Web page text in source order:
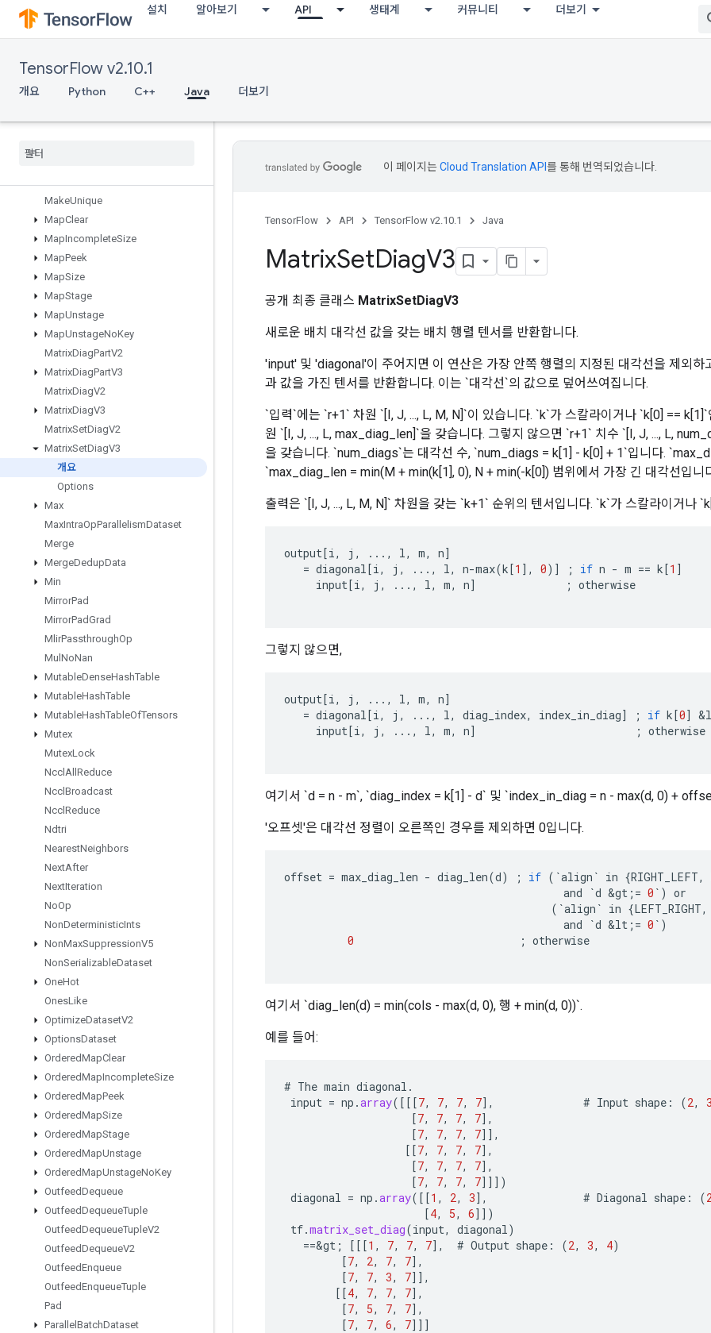
설치 알아보기 API 생태계 커뮤니티 더보기
TensorFlow v2.10.1
개요 Python C++ Java 더보기
LoadTPUEmbeddingStochasticGradientDescentParameters
LookupTableExport
LookupTableImport
LookupTableInsert
LookupTableSize
MakeUnique
MapClear
MapIncompleteSize
MapPeek
MapSize
MapStage
MapUnstage
MapUnstageNoKey
MatrixDiagPartV2
MatrixDiagPartV3
MatrixDiagV2
MatrixDiagV3
MatrixSetDiagV2
MatrixSetDiagV3
개요
Options
Max
MaxIntraOpParallelismDataset
Merge
MergeDedupData
Min
MirrorPad
MirrorPadGrad
MlirPassthroughOp
Mul NoNan
MutableDenseHashTable
MutableHashTable
MutableHashTableOfTensors
Mutex
MutexLock
Nccl All Reduce
Nccl Broadcast
Nccl Reduce
Ndtri
NearestNeighbors
NextAfter
NextIteration
NoOp
NonDeterministicInts
NonMaxSuppressionV5
NonSerializableDataset
OneHot
OnesLike
OptimizeDatasetV2
OptionsDataset
OrderedMapClear
OrderedMapIncompleteSize
OrderedMapPeek
OrderedMapSize
OrderedMapStage
OrderedMapUnstage
OrderedMapUnstageNoKey
OutfeedDequeue
OutfeedDequeueTuple
OutfeedDequeueTupleV2
OutfeedDequeueV2
OutfeedEnqueue
OutfeedEnqueueTuple
Pad
Parallel BatchDataset
이 페이지는Cloud Translation API 를 통해 번역되었습니다.
TensorFlow API TensorFlow v2.10.1 Java
MatrixSetDiagV3
공개 최종 클래스 MatrixSetDiagV3
새로운 배치 대각선 값을 갖는 배치 행렬 텐서를 반환합니다.
'input' 및 'diagonal'이 주어지면 이 연산은 가장 안쪽 행렬의 지정된 대각선을 제외하
과 값을 가진 텐서를 반환합니다. 이는 `대각선`의 값으로 덮어쓰여집니다.
`입력`에는 `r+1` 차원 `[I, J, ..., L, M, N]`이 있습니다. `k`가 스칼라이거나 `k[0] ==
원 `[I, J, ..., L, max_diag_len]`을 갖습니다. 그렇지 않으면 `r+1` 치수 `[I, J, ..., L,
을 갖습니다. `num_diags`는 대각선 수, `num_diags = k[1] - k[0] + 1`입니다.
`max_diag_len = min(M + min(k[1], 0), N + min(-k[0]) 범위에서 가장 긴 대각선입니
출력은 `[I, J, ..., L, M, N]` 차원을 갖는 `k+1` 순위의 텐서입니다. `k`가 스칼라이거나
output[i, j , ..., l, m, n]
= diagonal[i, j , ..., l, n-max(k[1 ] , 0) ] ; if n - m == k[1 ]
input[i, j , ..., l, m, n] ; otherwise
그렇지 않으면,
output[i, j , ..., l, m, n]
= diagonal[i, j , ..., l, diag_index, index_in_diag] ; if k[0] &
input[i, j , ..., l, m, n] ; otherwise
여기서 `d = n - m`, `diag_index = k[1] - d` 및 `index_in_diag = n - max(d, 0) +
'오프셋'은 대각선 정렬이 오른쪽인 경우를 제외하면 0입니다.
offset = max_diag_len - diag_len(d) ; if ( `align ` in {RIGHT_LEFT,
and
`d &gt ; = 0 ` ) or
( `align ` in {LEFT_RIGHT,
and
`d &lt ; = 0 ` )
0
; otherwise
여기서 `diag_len(d) = min(cols - max(d, 0), 행 + min(d, 0))`.
예를 들어:
# The main diagonal .
input = np .array( [[[7, 7, 7, 7] , # Input shape : (2, 3
[7, 7, 7, 7] ,
[7, 7, 7, 7]] ,
[[7, 7, 7, 7] ,
[7, 7, 7, 7] ,
[7, 7, 7, 7]]] )
diagonal = np .array( [[1 , 2, 3] , # Diagonal shape : (
[4, 5, 6]] )
tf.matrix_set_diag(input, diagonal)
==&gt ; [[[1 , 7, 7, 7] , # Output shape : (2, 3, 4)
[7, 2, 7, 7] ,
[7, 7, 3, 7]] ,
[[4, 7, 7, 7] ,
[7, 5, 7, 7] ,
[7, 7, 6, 7]]]